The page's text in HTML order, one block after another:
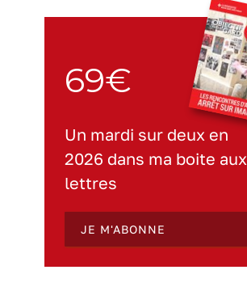
69€
Un mardi sur deux en
2026 dans ma boite aux
lettres
JE M'ABONNE